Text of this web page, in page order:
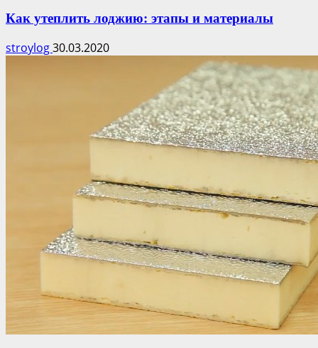
Как утеплить лоджию: этапы и материалы
stroylog30.03.2020